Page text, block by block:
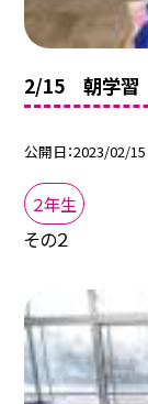
2/15 朝学習
公開日 2023/02/15
２年生
その２